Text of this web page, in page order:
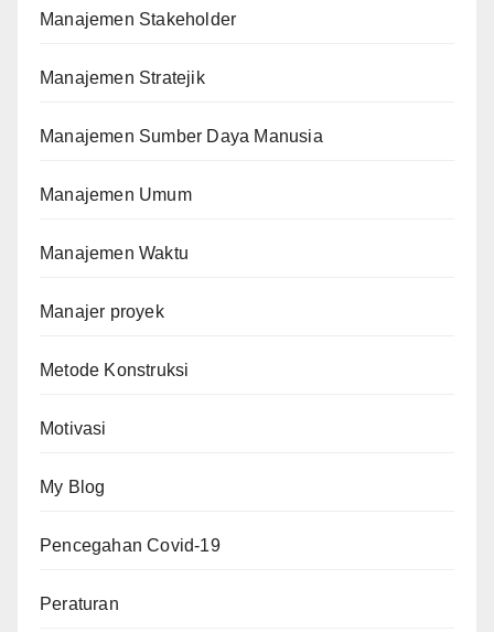
Manajemen Stakeholder
Manajemen Stratejik
Manajemen Sumber Daya Manusia
Manajemen Umum
Manajemen Waktu
Manajer proyek
Metode Konstruksi
Motivasi
My Blog
Pencegahan Covid-19
Peraturan